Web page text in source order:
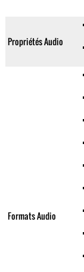
Propriétés Audio
Formats Audio